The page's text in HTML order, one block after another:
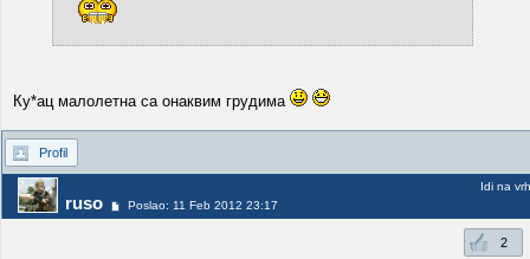
Ку*ац малолетна са онаквим грудима
Profil
ruso Poslao: 11 Feb 2012 23:17
Idi na vrh
2